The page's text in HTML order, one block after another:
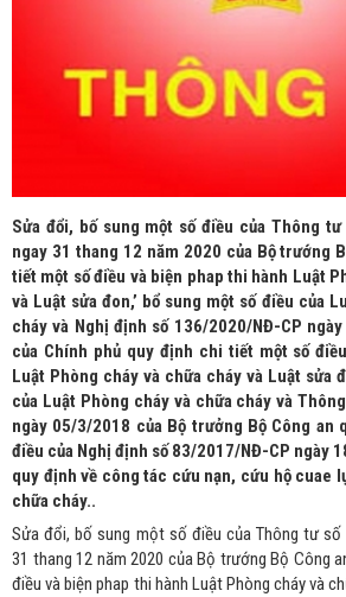
Sửa đổi, bố sung một số điều của Thông
ngay 31 thang 12 năm 2020 của Bộ trướng
tiết một số điều và biện phap thi hành Luật
và Luật sửa đon,’ bổ sung một số điều của
cháy và Nghị định số 136/2020/NĐ-CP
của Chính phủ quy định chi tiết một số
Luật Phòng cháy và chữa cháy và Luật sửa
của Luật Phòng cháy và chữa cháy và
ngày 05/3/2018 của Bộ trưởng Bộ Công
điều của Nghị định số 83/2017/NĐ-CP ngày
quy định về công tác cứu nạn, cứu hộ cuae
chữa cháy..
Sửa đổi, bố sung một số điều của Thông tư số
31 thang 12 năm 2020 của Bộ trướng Bộ Công
điều và biện phap thi hành Luật Phòng cháy và